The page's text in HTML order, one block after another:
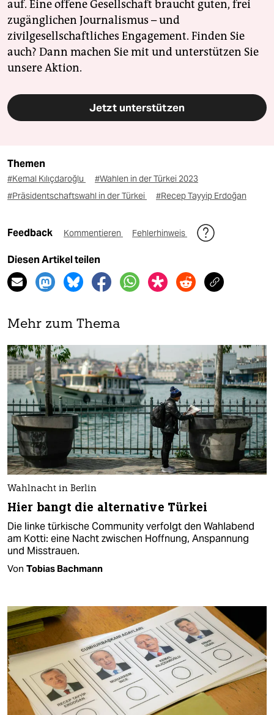
auf. Eine offene Gesellschaft braucht guten, frei
zugänglichen Journalismus – und
zivilgesellschaftliches Engagement. Finden Sie
auch? Dann machen Sie mit und unterstützen Sie
unsere Aktion.
Jetzt unterstützen
Themen
#Kemal Kılıçdaroğlu
#Wahlen in der Türkei 2023
#Präsidentschaftswahl in der Türkei
#Recep Tayyip Erdoğan
Feedback Kommentieren Fehlerhinweis
Diesen Artikel teilen
Mehr zum Thema
Wahlnacht in Berlin
Hier bangt die alternative Türkei
Die linke türkische Community verfolgt den Wahlabend
am Kotti: eine Nacht zwischen Hoffnung, Anspannung
und Misstrauen.
Von Tobias Bachmann